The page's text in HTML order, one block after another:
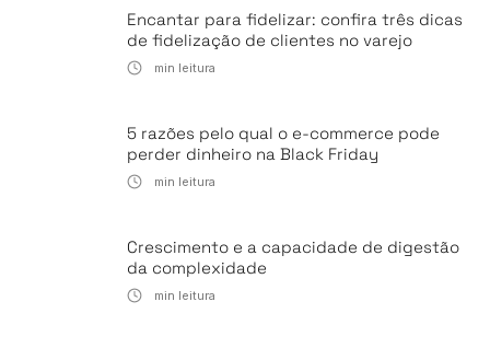
Encantar para fidelizar: confira três dicas
de fidelização de clientes no varejo
min leitura
5 razões pelo qual o e-commerce pode
perder dinheiro na Black Friday
min leitura
Crescimento e a capacidade de digestão
da complexidade
min leitura